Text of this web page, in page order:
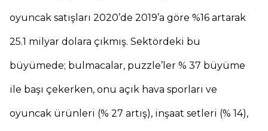
oyuncak satışları 2020’de 2019’a göre %16 artarak
25.1 milyar dolara çıkmış. Sektördeki bu
büyümede; bulmacalar, puzzle’ler % 37 büyüme
ile başı çekerken, onu açık hava sporları ve
oyuncak ürünleri (% 27 artış), inşaat setleri (% 14),